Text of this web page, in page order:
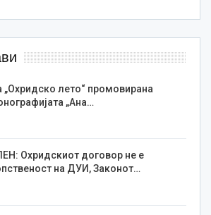
„Охридско лето“ промовирана
„Ана…
Охридскиот договор не е
на ДУИ, Законот…